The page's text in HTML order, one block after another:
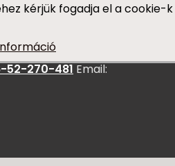
kérjük fogadja el a cookie-k
52-270-481 Email: